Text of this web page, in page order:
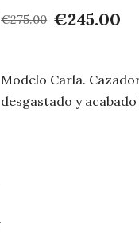
€275.00 €245.00
Modelo Carla.
desgastado y